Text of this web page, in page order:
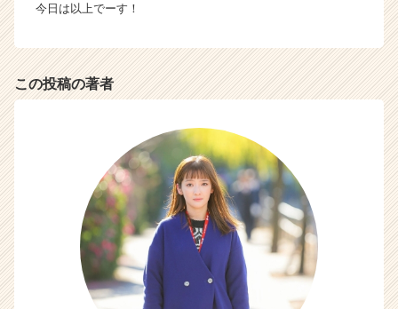
今日は以上でーす！
この投稿の著者